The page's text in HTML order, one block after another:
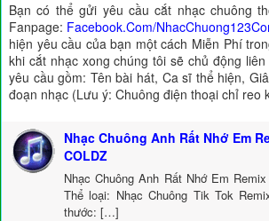
Bạn có thể gửi yêu cầu cắt nhạc chuông
Fanpage: Facebook.Com/
hiện yêu cầu của bạn một cách Miễn Phí
khi cắt nhạc xong chúng tôi sẽ chủ động
yêu cầu gồm: Tên bài hát, Ca sĩ thể hiện,
đoạn nhạc (Lưu ý: Chuông điện thoại chỉ reo
Nhạc Chuông Anh Rất Nhớ Em
COLDZ
Nhạc Chuông Anh Rất Nhớ Em
Thể loại: Nhạc Chuông Tik Tok
thước: […]